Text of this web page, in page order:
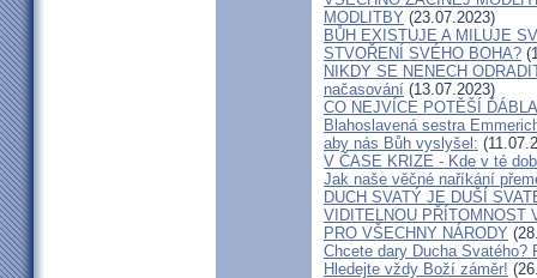
MODLITBY (23.07.2023)
BŮH EXISTUJE A MILUJE
STVOŘENÍ SVÉHO BOHA?
NIKDY SE NENECH
načasování (13.07.2023)
CO NEJVÍCE POTĚŠÍ
Blahoslavená sestra
aby nás Bůh vyslyšel:
V ČASE KRIZE - Kde v té
Jak naše věčné naříkání
DUCH SVATÝ JE DUŠÍ
VIDITELNOU
PRO VŠECHNY NÁRODY
Chcete dary Ducha Svatého?
Hledejte vždy Boží záměr!